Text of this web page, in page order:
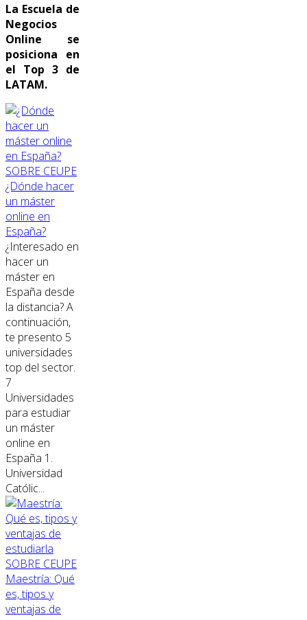
La Escuela de
Negocios
Online se
posiciona en
el Top 3 de
LATAM.
SOBRE CEUPE
¿Dónde hacer
un máster
online en
España?
¿Interesado en
hacer un
máster en
España desde
la distancia? A
continuación,
te presento 5
universidades
top del sector.
7
Universidades
para estudiar
un máster
online en
España 1.
Universidad
Católic...
SOBRE CEUPE
Maestría: Qué
es, tipos y
ventajas de